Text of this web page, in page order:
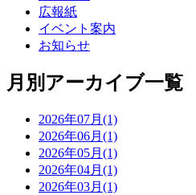
広報紙
イベント案内
お知らせ
月別アーカイブ一覧
2026年07月(1)
2026年06月(1)
2026年05月(1)
2026年04月(1)
2026年03月(1)